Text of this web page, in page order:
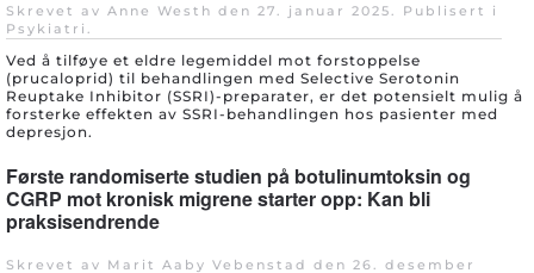
Skrevet av Anne Westh den 27. januar 2025. Publisert i
Psykiatri .
Ved å tilføye et eldre legemiddel mot forstoppelse
(prucaloprid) til behandlingen med Selective Serotonin
Reuptake Inhibitor (SSRI)-preparater, er det potensielt mulig å
forsterke effekten av SSRI-behandlingen hos pasienter med
depresjon.
Første randomiserte studien på botulinumtoksin og
CGRP mot kronisk migrene starter opp: Kan bli
praksisendrende
Skrevet av Marit Aaby Vebenstad den 26. desember